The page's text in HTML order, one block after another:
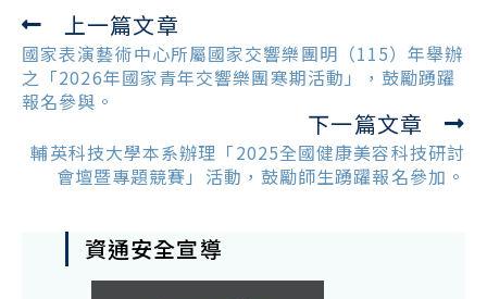
Read
more
articles
上一篇文章
國家表演藝術中心所屬國家交響樂團明（115）年舉辦
之「2026年國家青年交響樂團寒期活動」，鼓勵踴躍
報名參與。
下一篇文章
輔英科技大學本系辦理「2025全國健康美容科技研討
會壇暨專題競賽」活動，鼓勵師生踴躍報名參加。
資通安全宣導